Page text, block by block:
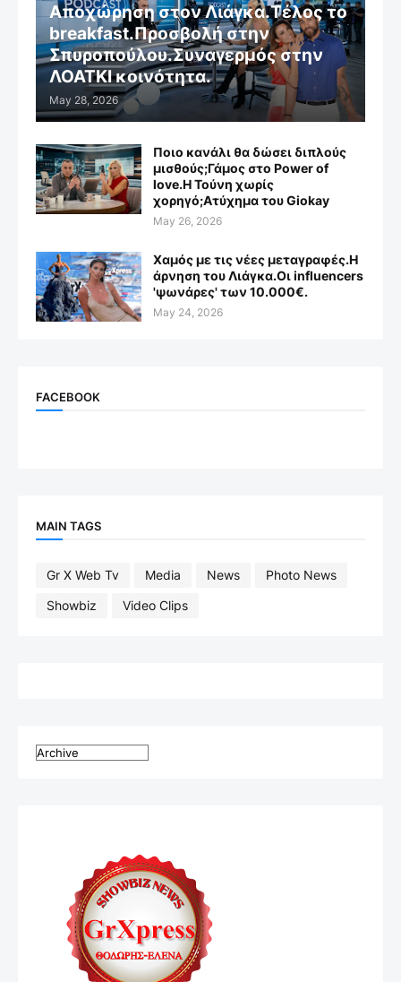
Αποχώρηση στον Λιάγκα.Τέλος το
breakfast.Προσβολή στην
Σπυροπούλου.Συναγερμός στην
ΛΟΑΤΚΙ κοινότητα.
May 28, 2026
Ποιο κανάλι θα δώσει διπλούς
μισθούς;Γάμος στο Power of
love.Η Τούνη χωρίς
χορηγό;Aτύχημα του Giokay
May 26, 2026
Χαμός με τις νέες μεταγραφές.Η
άρνηση του Λιάγκα.Οι influencers
'ψωνάρες' των 10.000€.
May 24, 2026
FACEBOOK
MAIN TAGS
Gr X Web Tv Media News
Photo News
Showbiz
Video Clips